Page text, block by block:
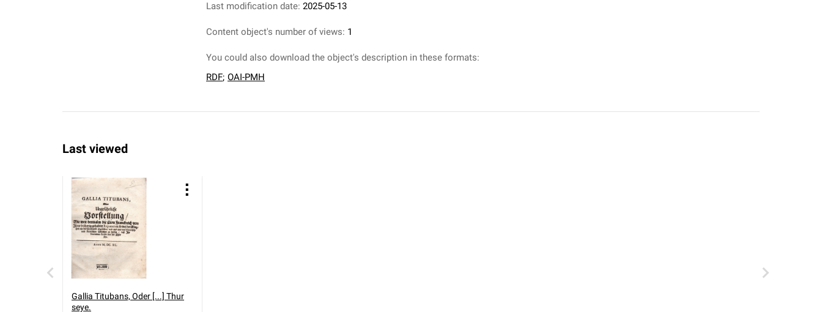
Last modification date: 2025-05-13
Content object's number of views: 1
You could also download the object's description in these formats:
RDF; OAI-PMH
Last viewed
Gallia Titubans, Oder [...] Thur
seye.